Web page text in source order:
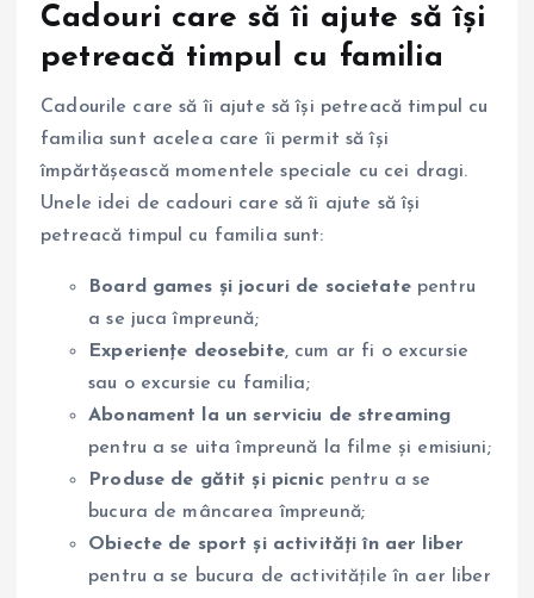
Cadouri care să îi ajute să își
petreacă timpul cu familia
Cadourile care să îi ajute să își petreacă timpul cu
familia sunt acelea care îi permit să își
împărtășească momentele speciale cu cei dragi.
Unele idei de cadouri care să îi ajute să își
petreacă timpul cu familia sunt:
Board games și jocuri de societatepentru
a se juca împreună;
Experiențe deosebite, cum ar fi o excursie
sau o excursie cu familia;
Abonament la un serviciu de streaming
pentru a se uita împreună la filme și emisiuni;
Produse de gătit și picnicpentru a se
bucura de mâncarea împreună;
Obiecte de sport și activități în aer liber
pentru a se bucura de activitățile în aer liber